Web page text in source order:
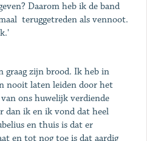
Daarom heb ik de band
teruggetreden als vennoot.
graag zijn brood. Ik heb in
nooit laten leiden door het
ons huwelijk verdiende
dan ik en ik vond dat heel
en thuis is dat er
en tot nog toe is dat aardig